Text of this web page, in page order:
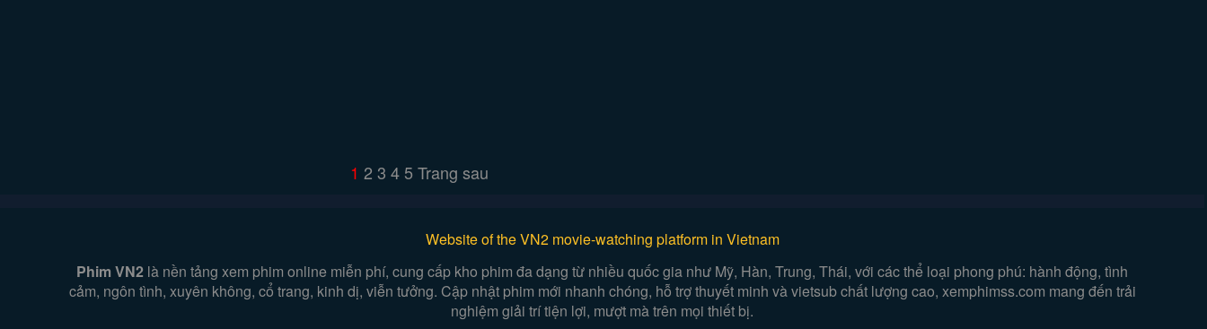
1 2 3 4 5Trang sau
Website of the VN2 movie-watching platform in Vietnam
Phim VN2 là nền tảng xem phim online miễn phí, cung cấp kho phim đa dạng từ nhiều quốc gia như Mỹ, Hàn, Trung, Thái, với các thể loại phong phú: hành động, tình
cảm, ngôn tình, xuyên không, cổ trang, kinh dị, viễn tưởng. Cập nhật phim mới nhanh chóng, hỗ trợ thuyết minh và vietsub chất lượng cao, xemphimss.com mang đến trải
nghiệm giải trí tiện lợi, mượt mà trên mọi thiết bị.